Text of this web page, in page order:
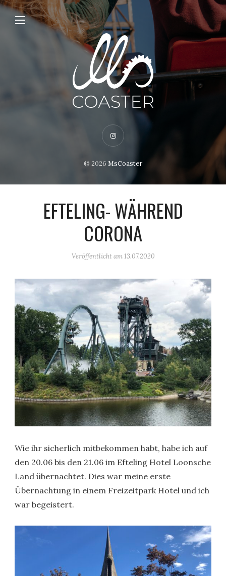
© 2026 MsCoaster
EFTELING- WÄHREND
CORONA
Veröffentlicht am 13.07.2020
Wie ihr sicherlich mitbekommen habt, habe ich auf
den 20.06 bis den 21.06 im Efteling Hotel Loonsche
Land übernachtet. Dies war meine erste
Übernachtung in einem Freizeitpark Hotel und ich
war begeistert.